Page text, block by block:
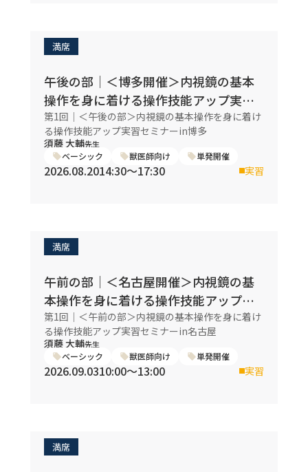
満席
午後の部｜＜博多開催＞内視鏡の基本
操作を身に着ける操作技能アップ実習
セミナー
第1回｜＜午後の部＞内視鏡の基本操作を身に着け
る操作技能アップ実習セミナーin博多
須藤 大輔先生
ベーシック 獣医師向け 単発開催
2026.08.2014:30〜17:30 実習
満席
午前の部｜＜名古屋開催＞内視鏡の基
本操作を身に着ける操作技能アップ実
習セミナー
第1回｜＜午前の部＞内視鏡の基本操作を身に着け
る操作技能アップ実習セミナーin名古屋
須藤 大輔先生
ベーシック 獣医師向け 単発開催
2026.09.0310:00〜13:00 実習
満席